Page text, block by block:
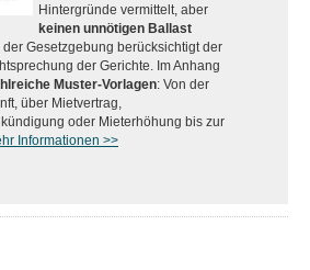
Hintergründe vermittelt, aber
keinen unnötigen Ballast
Gesetzgebung berücksichtigt der
der Gerichte. Im Anhang
Muster-Vorlagen: Von der
über Mietvertrag,
oder Mieterhöhung bis zur
Informationen >>